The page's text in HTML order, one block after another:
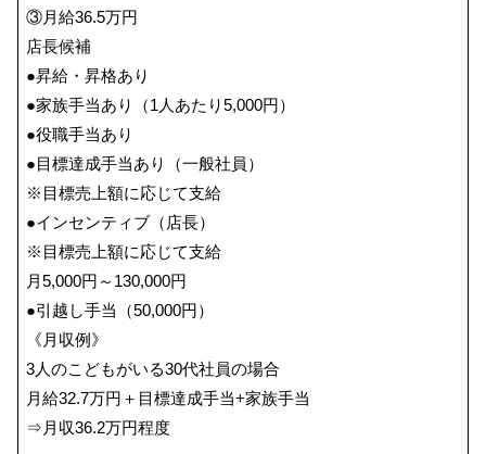
③月給36.5万円
店長候補
●昇給・昇格あり
●家族手当あり（1人あたり5,000円）
●役職手当あり
●目標達成手当あり（一般社員）
※目標売上額に応じて支給
●インセンティブ（店長）
※目標売上額に応じて支給
月5,000円～130,000円
●引越し手当（50,000円）
《月収例》
3人のこどもがいる30代社員の場合
月給32.7万円＋目標達成手当+家族手当
⇒月収36.2万円程度